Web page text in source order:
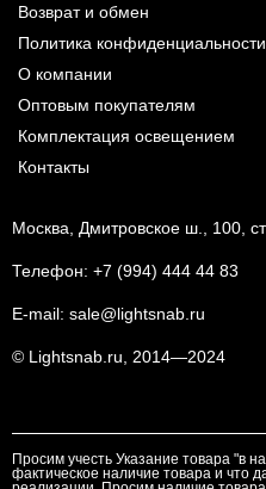
Возврат и обмен
Политика конфиденциальности
О компании
Оптовым покупателям
Комплектация освещением
Контакты
Москва, Дмитровское ш., 100,
Телефон: +7 (994) 444 44 83
E-mail: sale@lightsnab.ru
© Lightsnab.ru, 2014—2024
Просим учесть Указание товара "в
фактическое наличие товара и что